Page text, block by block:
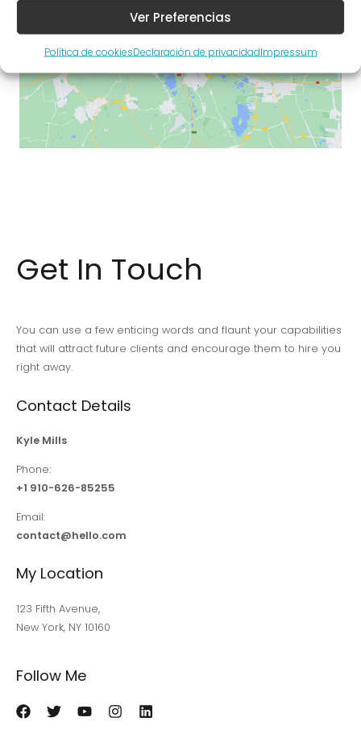
Ver Preferencias
Política de cookiesDeclaración de privacidadImpressum
Haz clic para aceptar las cookies de
Get In Touch
You can use a few enticing words and flaunt your capabilities
that will attract future clients and encourage them to hire you
right away.
Contact Details
Kyle Mills
Phone:
+1 910-626-85255
Email:
contact@hello.com
My Location
123 Fifth Avenue,
New York, NY 10160
Follow Me